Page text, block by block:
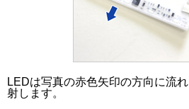
LEDは写真の赤色矢印の方向に流
射します。